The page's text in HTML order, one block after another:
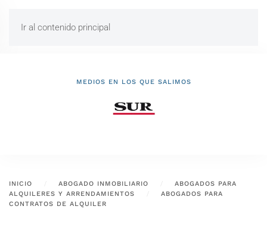
Ir al contenido principal
MEDIOS EN LOS QUE SALIMOS
INICIO ABOGADO INMOBILIARIO
ABOGADOS PARA
ALQUILERES Y ARRENDAMIENTOS
ABOGADOS PARA
CONTRATOS DE ALQUILER